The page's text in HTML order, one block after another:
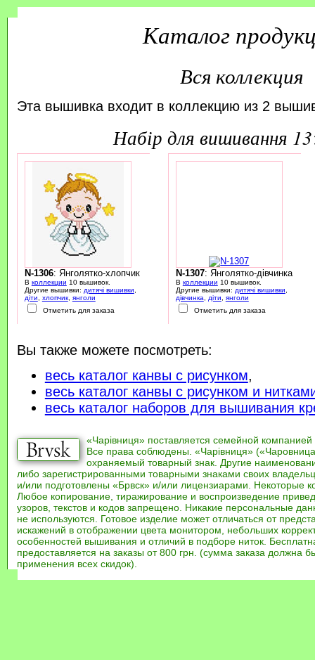
Каталог
Вся коллекция
Эта вышивка входит в коллекцию из 2
набір для вишивання
N-1306: Янголятко-хлопчик
В коллекции 10 вышивок.
Другие вышивки: дитячі вишивки
діти
хлопчик, янголи
Отметить для заказа
N-1307: Янголятко-дівчинка
В коллекции 10 вышивок.
Другие вышивки: дитячі вишивки
дівчинка
діти
янголи
Отметить для заказа
Вы также можете посмотреть:
весь каталог канвы с рисунком,
весь каталог канвы с рисунком и
весь каталог наборов для вышивания
«Чарівниця» поставляется семейной компанией
Все права соблюдены. «Чарівниця»
охраняемый товарный знак. Другие
либо зарегистрированными товарными знаками своих
и/или подготовлены «Брвск» и/или лицензиарами. Некоторые
Любое копирование, тиражирование и воспроизведение
узоров, текстов и кодов запрещено. Никакие персональные
не используются. Готовое изделие может отличаться от
искажений в отображении цвета монитором, небольших
особенностей вышивания и отличий в подборе ниток.
предоставляется на заказы от 800 грн. (сумма заказа должна
применения всех скидок).